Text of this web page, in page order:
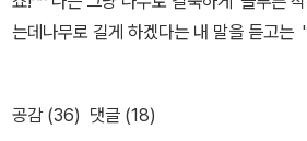
게 태어난 동시그림책
때 읽으려고 천천히 아껴두고 있어요. 제가
르라 더 좋아하는듯. with audiobook 스
어서 좋았던것 같아요. 오랜만에 출간된 스티븐 킹의 책.이 책은 호러
나기 시작하면서 그래도 희망이 있어 다행
다.. 벤 마이켈슨 지음, 홍한별 옮김 / 양
쪽 (1/1~1/1) 그래도 책을 다 읽고 나니 조
짝 무기력해지는거예요. ^^;;그 기분에서 벗
는데나무로 길게 하겠다는 내 말을 듣고는
있겠어?''우리 도서관은 어린이만 오는 곳
아.''그래도 그렇지. 그게 뭐야, 작고 이쁘고
공감 (36) 댓글 (18)